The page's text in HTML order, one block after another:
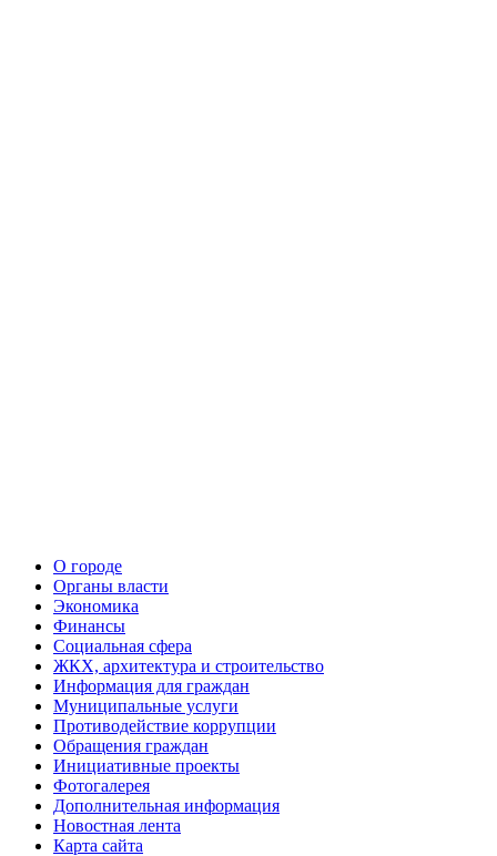
О городе
Органы власти
Экономика
Финансы
Социальная сфера
ЖКХ, архитектура и строительство
Информация для граждан
Муниципальные услуги
Противодействие коррупции
Обращения граждан
Инициативные проекты
Фотогалерея
Дополнительная информация
Новостная лента
Карта сайта